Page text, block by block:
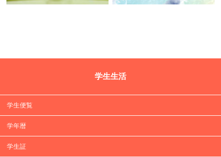
学生生活
学生便覧
学年暦
学生証